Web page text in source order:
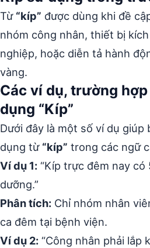
Từ “kíp” được dùng khi đề
nhóm công nhân, thiết bị
nghiệp, hoặc diễn tả hành
vàng.
Các ví dụ, trường
dụng “Kíp”
Dưới đây là một số ví dụ giúp
dụng từ “kíp” trong các ngữ
Ví dụ 1: “Kíp trực đêm nay có
dưỡng.”
Phân tích: Chỉ nhóm nhân
ca đêm tại bệnh viện.
Ví dụ 2: “Công nhân phải lắp